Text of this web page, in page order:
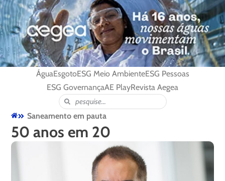
ÁguaEsgotoESG Meio AmbienteESG Pessoas
ESG GovernançaAE PlayRevista Aegea
Saneamento em pauta
50 anos em 20